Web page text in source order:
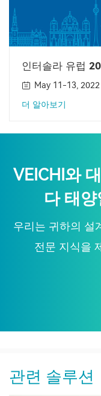
인터솔라 유럽
May 11-13, 2022
더 알아보기
VEICHI와
다 태
우리는 귀하의 설
전문 지식을
관련 솔루션